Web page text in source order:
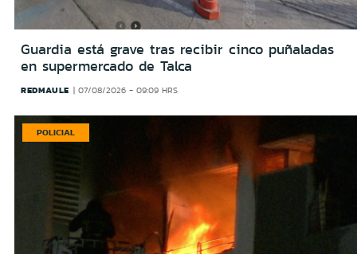
Guardia está grave tras recibir cinco puñaladas
en supermercado de Talca
REDMAULE 07/08/2026 - 09:09 HRS
POLICIAL